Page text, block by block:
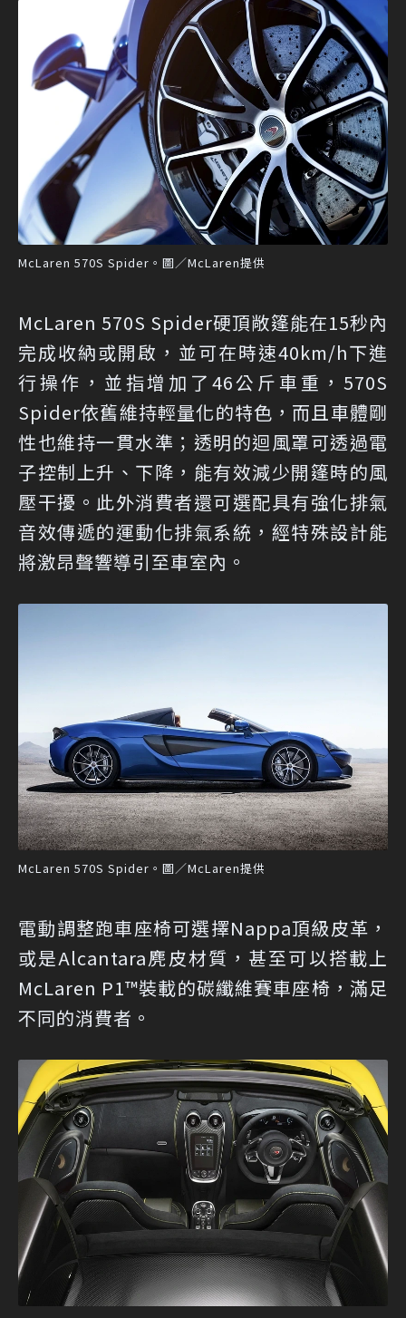
McLaren 570S Spider。圖／McLaren提供
McLaren 570S Spider硬頂敞篷能在15秒內
完成收納或開啟，並可在時速40km/h下進
行操作，並指增加了46公斤車重，570S
Spider依舊維持輕量化的特色，而且車體剛
性也維持一貫水準；透明的迴風罩可透過電
子控制上升、下降，能有效減少開篷時的風
壓干擾。此外消費者還可選配具有強化排氣
音效傳遞的運動化排氣系統，經特殊設計能
將激昂聲響導引至車室內。
McLaren 570S Spider。圖／McLaren提供
電動調整跑車座椅可選擇Nappa頂級皮革，
或是Alcantara麂皮材質，甚至可以搭載上
McLaren P1™裝載的碳纖維賽車座椅，滿足
不同的消費者。